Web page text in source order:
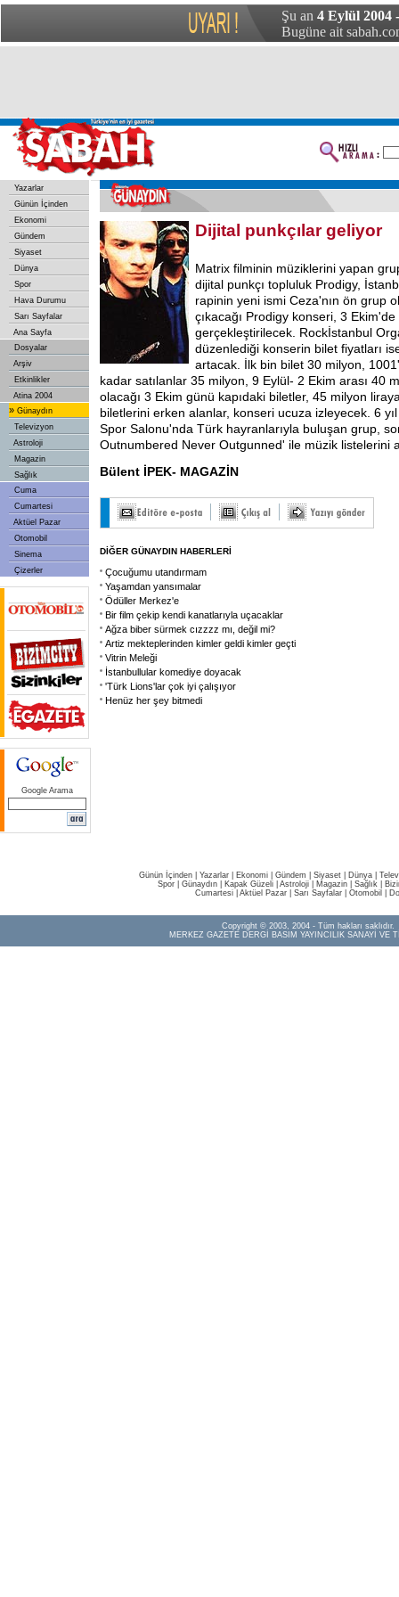
Şu an 4 Eylül 2004
Bugüne ait
Yazarlar
Günün İçinden
Ekonomi
Gündem
Siyaset
Dünya
Spor
Hava Durumu
Sarı Sayfalar
Ana Sayfa
Dosyalar
Arşiv
Etkinlikler
Atina 2004
» Günaydın
Televizyon
Astroloji
Magazin
Sağlık
Cuma
Cumartesi
Aktüel Pazar
Otomobil
Sinema
Çizerler
Google Arama
Dijital punkçılar geliyor
Matrix filminin müziklerini yapan
dijital punkçı topluluk Prodigy,
rapinin yeni ismi Ceza'nın ön grup
çıkacağı Prodigy konseri, 3
gerçekleştirilecek. Rockİstanbul
düzenlediği konserin bilet fiyatları
artacak. İlk bin bilet 30 milyon,
kadar satılanlar 35 milyon, 9 Eylül- 2 Ekim arası 40
olacağı 3 Ekim günü kapıdaki biletler, 45 milyon
biletlerini erken alanlar, konseri ucuza izleyecek. 6
Spor Salonu'nda Türk hayranlarıyla buluşan grup,
Outnumbered Never Outgunned' ile müzik listelerini
Bülent İPEK- MAGAZİN
DİĞER GÜNAYDIN HABERLERİ
Çocuğumu utandırmam
Yaşamdan yansımalar
Ödüller Merkez'e
Bir film çekip kendi kanatlarıyla uçacaklar
Ağza biber sürmek cızzzz mı, değil mi?
Artiz mekteplerinden kimler geldi kimler geçti
Vitrin Meleği
İstanbullular komediye doyacak
'Türk Lions'lar çok iyi çalışıyor
Henüz her şey bitmedi
Günün İçinden Yazarlar Ekonomi Gündem Siyaset Dünya |
Spor
Günaydın Kapak Güzeli Astroloji Magazin Sağlık
Cumartesi| Aktüel Pazar| Sarı Sayfalar| Otomobil
Copyright © 2003, 2004 - Tüm hakları saklıdır.
MERKEZ GAZETE DERGİ BASIM YAYINCILIK SANAYİ VE